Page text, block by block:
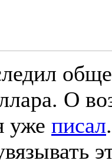
О
уже писал